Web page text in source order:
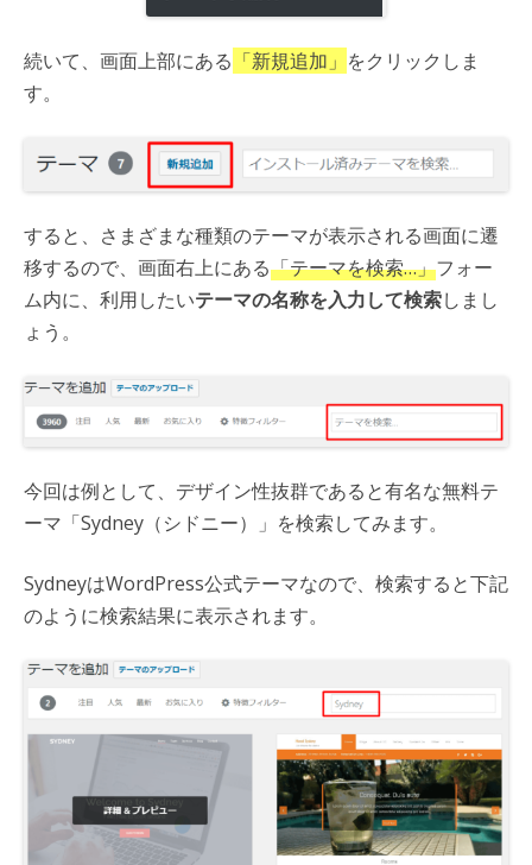
続いて、画面上部にある 「新規追加」 をクリックしま
す。
すると、さまざまな種類のテーマが表示される画面に遷
移するので、画面右上にある「テーマを検索…」フォー
ム内に、利用したいテーマの名称を入力して検索しまし
ょう。
今回は例として、デザイン性抜群であると有名な無料テ
ーマ「Sydney（シドニー）」を検索してみます。
SydneyはWordPress公式テーマなので、検索すると下記
のように検索結果に表示されます。